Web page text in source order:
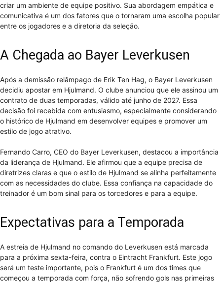
criar um ambiente de equipe positivo. Sua abordagem empática e
comunicativa é um dos fatores que o tornaram uma escolha popular
entre os jogadores e a diretoria da seleção.
A Chegada ao Bayer Leverkusen
Após a demissão relâmpago de Erik Ten Hag, o Bayer Leverkusen
decidiu apostar em Hjulmand. O clube anunciou que ele assinou um
contrato de duas temporadas, válido até junho de 2027. Essa
decisão foi recebida com entusiasmo, especialmente considerando
o histórico de Hjulmand em desenvolver equipes e promover um
estilo de jogo atrativo.
Fernando Carro, CEO do Bayer Leverkusen, destacou a importância
da liderança de Hjulmand. Ele afirmou que a equipe precisa de
diretrizes claras e que o estilo de Hjulmand se alinha perfeitamente
com as necessidades do clube. Essa confiança na capacidade do
treinador é um bom sinal para os torcedores e para a equipe.
Expectativas para a Temporada
A estreia de Hjulmand no comando do Leverkusen está marcada
para a próxima sexta-feira, contra o Eintracht Frankfurt. Este jogo
será um teste importante, pois o Frankfurt é um dos times que
começou a temporada com força, não sofrendo gols nas primeiras